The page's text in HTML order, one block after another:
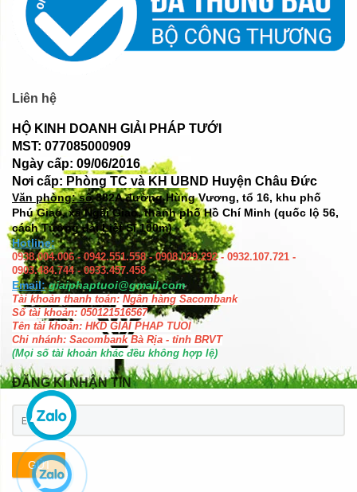
Liên hệ
HỘ KINH DOANH GIẢI PHÁP TƯỚI
MST: 077085000909
Ngày cấp: 09/06/2016
Nơi cấp: Phòng TC và KH UBND Huyện Châu Đức
Văn phòng: số382A đường Hùng Vương, tổ 16, khu phố
Phú Giao, xã Ngãi Giao, thành phố Hồ Chí Minh (quốc lộ 56,
cách Tượng đài Liệt Sĩ 100m)
Hotline:
0938.004.006 - 0942.551.558 - 0908.029.292 - 0932.107.721 -
0903.484.744 - 0933.457.458
Email: giaiphaptuoi@gmail.com
Tài khoản thanh toán: Ngân hàng Sacombank
Số tài khoản: 050121516567
Tên tài khoản: HKD GIAI PHAP TUOI
Chi nhánh: Sacombank Bà Rịa - tỉnh BRVT
(Mọi số tài khoản khác đều không hợp lệ)
ĐĂNG KÍ NHẬN TIN
GỬI